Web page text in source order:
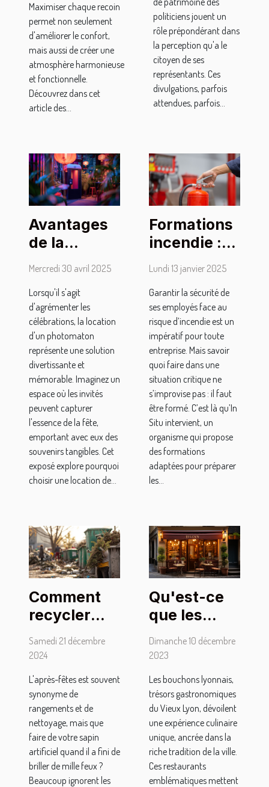
Maximiser chaque recoin
permet non seulement
d'améliorer le confort,
mais aussi de créer une
atmosphère harmonieuse
et fonctionnelle.
Découvrez dans cet
article des...
politiciens jouent un
rôle prépondérant dans
la perception qu'a le
citoyen de ses
représentants. Ces
divulgations, parfois
attendues, parfois...
Avantages
de la
location de
sans limite
de temps
pour les
fêtes
Mercredi 30 avril 2025
Lorsqu'il s'agit
d'agrémenter les
célébrations, la location
d'un photomaton
représente une solution
divertissante et
mémorable. Imaginez un
espace où les invités
peuvent capturer
l'essence de la fête,
emportant avec eux des
souvenirs tangibles. Cet
exposé explore pourquoi
choisir une location de...
Formations
incendie :
quelles sont
celles
proposées
par
l’organisme
In Situ ?
Lundi 13 janvier 2025
Garantir la sécurité de
ses employés face au
risque d’incendie est un
impératif pour toute
entreprise. Mais savoir
quoi faire dans une
situation critique ne
s’improvise pas : il faut
être formé. C’est là qu’In
Situ intervient, un
organisme qui propose
des formations
adaptées pour préparer
les...
Comment
recycler
votre sapin
artificiel
fêtes
Samedi 21 décembre
2024
L'après-fêtes est souvent
synonyme de
rangements et de
nettoyage, mais que
faire de votre sapin
artificiel quand il a fini de
briller de mille feux ?
Beaucoup ignorent les
Qu'est-ce
que les
bouchons
lyonnais
de
particulier à
un séjour
dans le
Vieux Lyon
?
Dimanche 10 décembre
2023
Les bouchons lyonnais,
trésors gastronomiques
du Vieux Lyon, dévoilent
une expérience culinaire
unique, ancrée dans la
riche tradition de la ville.
Ces restaurants
emblématiques mettent